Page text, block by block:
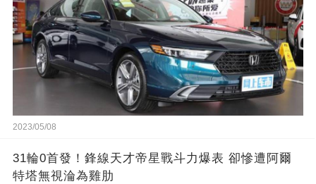
2023/05/08
31輪0首發！鋒線天才帝星戰斗力爆表 卻慘遭阿爾
特塔無視淪為雞肋